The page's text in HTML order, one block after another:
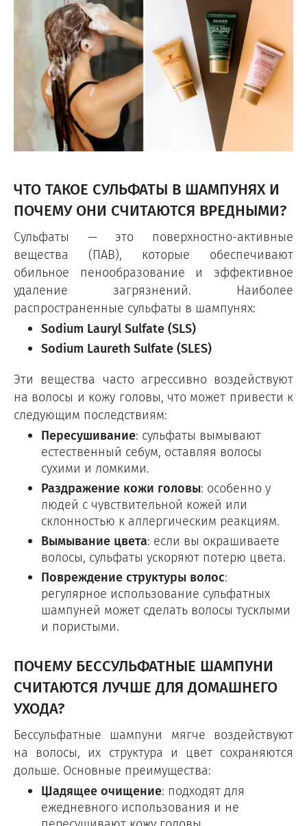
ЧТО ТАКОЕ СУЛЬФАТЫ В ШАМПУНЯХ И
ПОЧЕМУ ОНИ СЧИТАЮТСЯ ВРЕДНЫМИ?
Сульфаты — это поверхностно-активные
вещества (ПАВ), которые обеспечивают
обильное пенообразование и эффективное
удаление загрязнений. Наиболее
распространенные сульфаты в шампунях:
Sodium Lauryl Sulfate (SLS)
Sodium Laureth Sulfate (SLES)
Эти вещества часто агрессивно воздействуют
на волосы и кожу головы, что может привести к
следующим последствиям:
Пересушивание: сульфаты вымывают
естественный себум, оставляя волосы
сухими и ломкими.
Раздражение кожи головы: особенно у
людей с чувствительной кожей или
склонностью к аллергическим реакциям.
Вымывание цвета: если вы окрашиваете
волосы, сульфаты ускоряют потерю цвета.
Повреждение структуры волос:
регулярное использование сульфатных
шампуней может сделать волосы тусклыми
и пористыми.
ПОЧЕМУ БЕССУЛЬФАТНЫЕ ШАМПУНИ
СЧИТАЮТСЯ ЛУЧШЕ ДЛЯ ДОМАШНЕГО
УХОДА?
Бессульфатные шампуни мягче воздействуют
на волосы, их структура и цвет сохраняются
дольше. Основные преимущества:
Щадящее очищение: подходят для
ежедневного использования и не